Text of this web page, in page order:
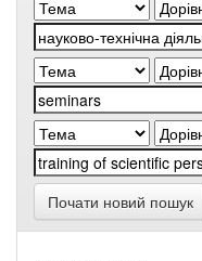
Почати новий пошук